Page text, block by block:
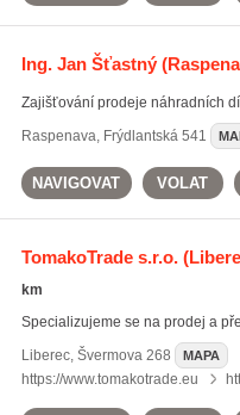
Ing. Jan Šťastný
Zajišťování prodeje náhradních
Raspenava, Frýdlantská 541
NAVIGOVAT VOLAT
TomakoTrade s.r.o.
km
Specializujeme se na prodej a
Liberec, Švermova 268 MAPA
https://www.tomakotrade.eu